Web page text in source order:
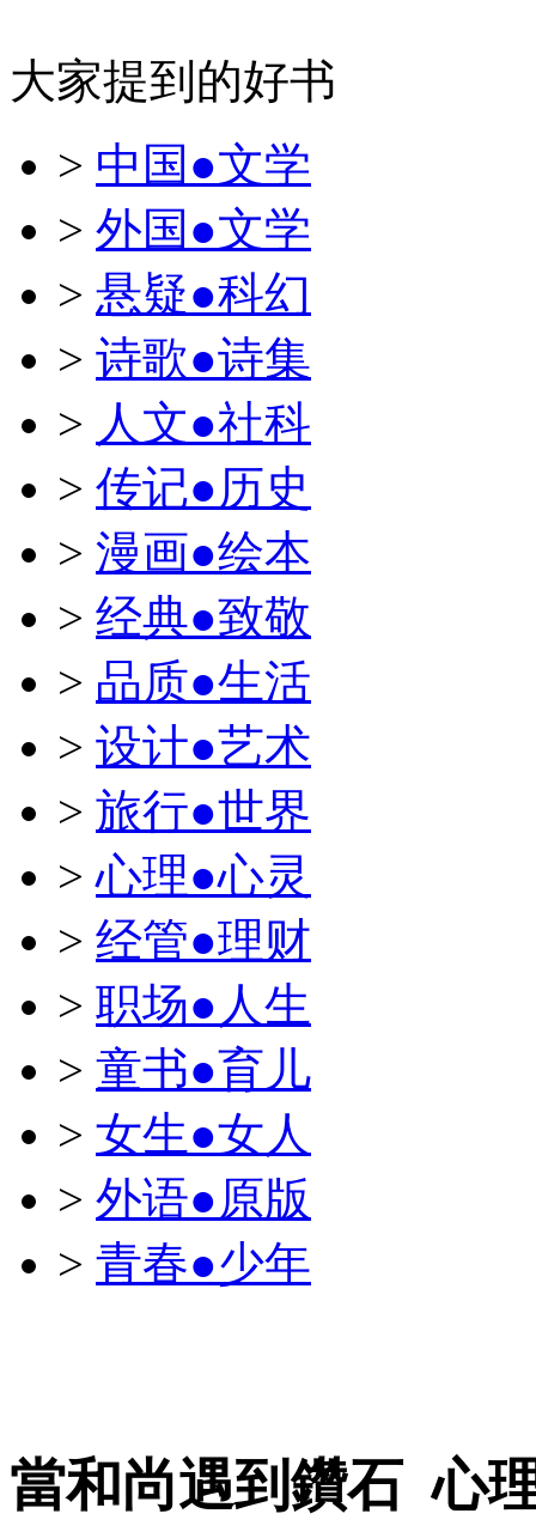
大家提到的好书
> 中国●文学
> 外国●文学
> 悬疑●科幻
> 诗歌●诗集
> 人文●社科
> 传记●历史
> 漫画●绘本
> 经典●致敬
> 品质●生活
> 设计●艺术
> 旅行●世界
>心理●心灵
> 经管●理财
> 职场●人生
> 童书●育儿
> 女生●女人
> 外语●原版
> 青春●少年
當和尚遇到鑽石心